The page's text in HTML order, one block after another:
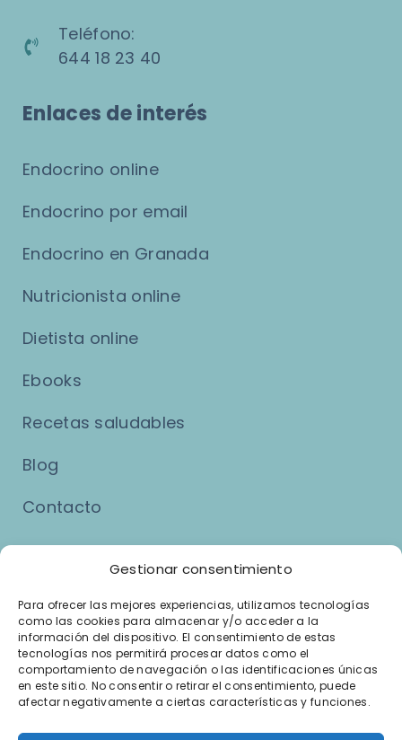
Gestionar consentimiento
Para ofrecer las mejores experiencias, utilizamos tecnologías
como las cookies para almacenar y/o acceder a la
información del dispositivo. El consentimiento de estas
tecnologías nos permitirá procesar datos como el
comportamiento de navegación o las identificaciones únicas
en este sitio. No consentir o retirar el consentimiento, puede
afectar negativamente a ciertas características y funciones.
Teléfono:
644 18 23 40
Enlaces de interés
Endocrino online
Endocrino por email
Endocrino en Granada
Nutricionista online
Dietista online
Ebooks
Recetas saludables
Blog
Contacto
Asuntos Legales
Aviso Legal
Política de Privacidad
Política de Cookies